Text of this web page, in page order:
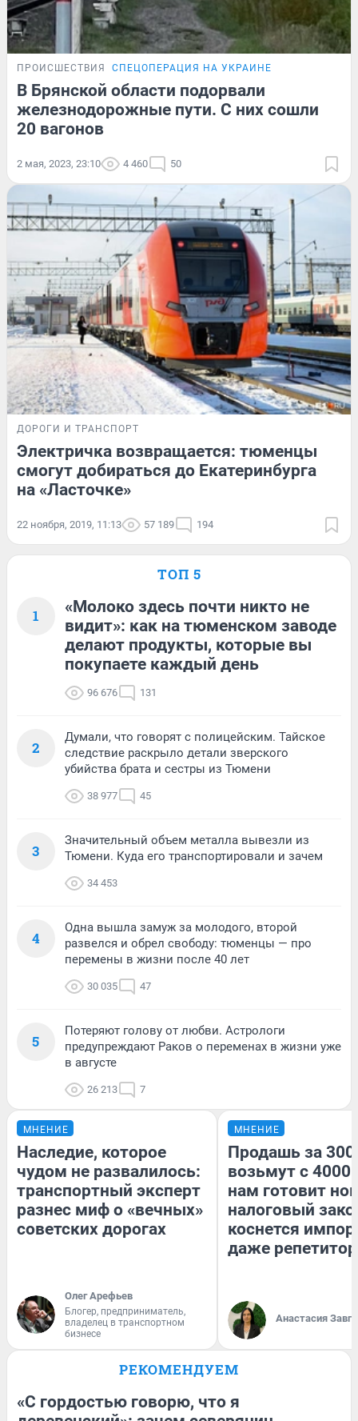
ПРОИСШЕСТВИЯ СПЕЦОПЕРАЦИЯ НА УКРАИНЕ
В Брянской области подорвали
железнодорожные пути. С них сошли
20 вагонов
2 мая, 2023, 23:10 4 460 50
ДОРОГИ И ТРАНСПОРТ
Электричка возвращается: тюменцы
смогут добираться до Екатеринбурга
на «Ласточке»
22 ноября, 2019, 11:13 57 189 194
ТОП 5
1
«Молоко здесь почти никто не
видит»: как на тюменском заводе
делают продукты, которые вы
покупаете каждый день
96 676 131
2
Думали, что говорят с полицейским. Тайское
следствие раскрыло детали зверского
убийства брата и сестры из Тюмени
38 977 45
3
Значительный объем металла вывезли из
Тюмени. Куда его транспортировали и зачем
34 453
4
Одна вышла замуж за молодого, второй
развелся и обрел свободу: тюменцы — про
перемены в жизни после 40 лет
30 035 47
5
Потеряют голову от любви. Астрологи
предупреждают Раков о переменах в жизни уже
в августе
26 213 7
МНЕНИЕ
Наследие, которое
чудом не развалилось:
транспортный эксперт
разнес миф о «вечных»
советских дорогах
Олег Арефьев
Блогер, предприниматель,
владелец в транспортном
бизнесе
МНЕНИЕ
Продашь за
возьмут с
нам готовит
налоговый
коснется
даже
Анастасия
РЕКОМЕНДУЕМ
«С гордостью говорю, что я